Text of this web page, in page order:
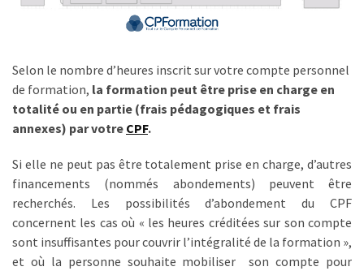
Passeport
CV
certifié
change
donne
pour
les
DRH
Selon le nombre d’heures inscrit sur votre compte personnel
de formation, la formation peut être prise en charge en
totalité ou en partie (frais pédagogiques et frais
annexes) par votre CPF.
Si elle ne peut pas être totalement prise en charge, d’autres
financements (nommés abondements) peuvent être
recherchés. Les possibilités d’abondement du CPF
concernent les cas où « les heures créditées sur son compte
sont insuffisantes pour couvrir l’intégralité de la formation »,
et où la personne souhaite mobiliser son compte pour